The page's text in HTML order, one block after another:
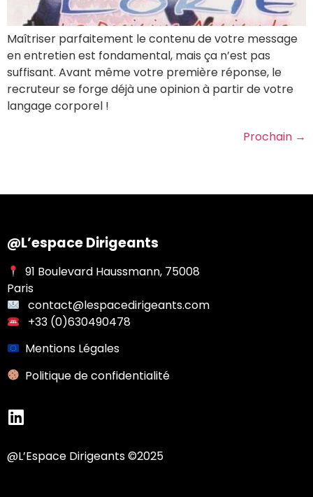
Maîtriser parfaitement le contenu de votre message
en entretien est fondamental, mais ça n’est pas
suffisant. Avant même votre première réponse, le
recruteur se forge déjà une opinion à partir de votre
langage corporel !
Prochain →
@L’espace Dirigeants
91 Boulevard Haussmann, 75008
Paris
contact@lespacedirigeants.com
+33 (0)630490478
Mentions Légales
Politique de confidentialité
@L’Espace Dirigeants ©2025